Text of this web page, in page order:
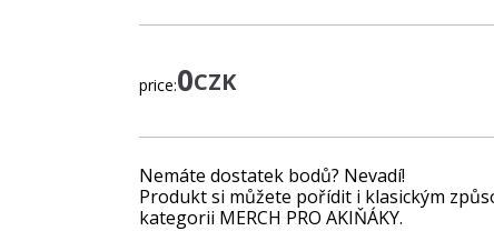
price:0CZK
Nemáte dostatek bodů? Nevadí!
Produkt si můžete pořídit i klasickým
kategorii MERCH PRO AKIŇÁKY.